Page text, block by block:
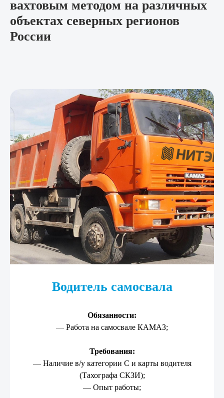
вахтовым методом на различных
объектах северных регионов
России
Водитель самосвала
Обязанности:
— Работа на самосвале КАМАЗ;
Требования:
— Наличие в/у категории С и карты водителя
(Тахографа СКЗИ);
— Опыт работы;